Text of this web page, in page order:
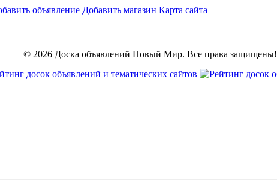
объявление Добавить магазин Карта сайта
© 2026 Доска объявлений Новый Мир. Все права защищены!